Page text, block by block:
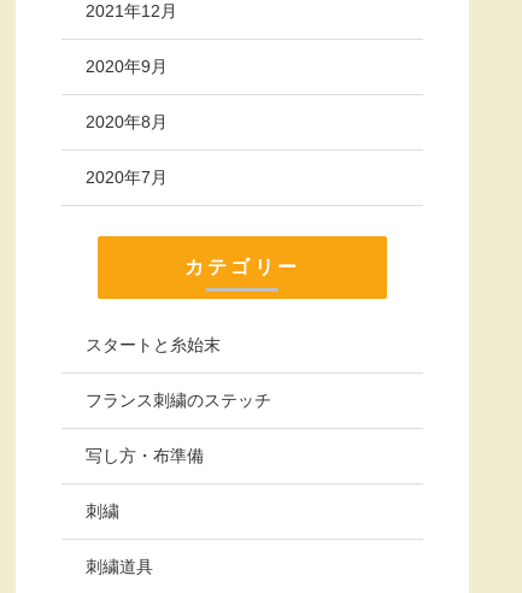
2021年12月
2020年9月
2020年8月
2020年7月
カテゴリー
スタートと糸始末
フランス刺繍のステッチ
写し方・布準備
刺繍
刺繍道具